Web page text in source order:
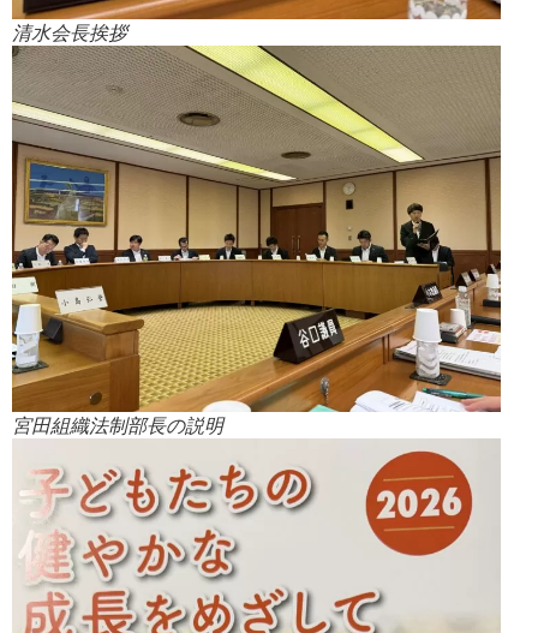
清水会長挨拶
宮田組織法制部長の説明